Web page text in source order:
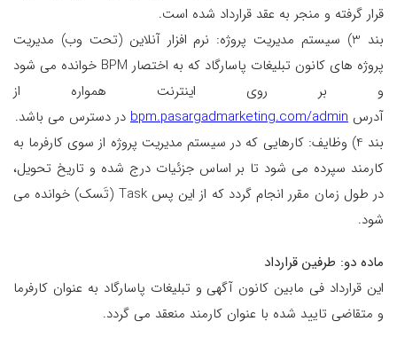
قرار گرفته و منجر به عقد قرارداد شده است.
بند 3) سیستم مدیریت پروژه: نرم افزار آنلاین (تحت وب) مدیریت
پروژه های کانون تبلیغات پاسارگاد که به اختصار BPM خوانده می شود
و بر روی اینترنت همواره از
آدرس bpm.pasargadmarketing.com/admin در دسترس می باشد.
بند 4) وظایف: کارهایی که در سیستم مدیریت پروژه از سوی کارفرما به
کارمند سپرده می شود تا بر اساس جزئیات درج شده و تاریخ تحویل،
در طول زمان مقرر انجام گردد که از این پس Task (تَسک) خوانده می
شود.
ماده دو: طرفین قرارداد
این قرارداد فی مابین کانون آگهی و تبلیغات پاسارگاد به عنوان کارفرما
و متقاضی تایید شده با عنوان کارمند منعقد می گردد.